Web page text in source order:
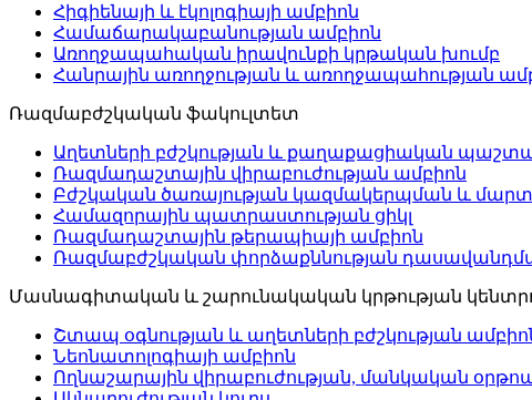
Հիգիենայի և էկոլոգիայի ամբիոն
Համաճարակաբանության ամբիոն
Առողջապահական իրավունքի կրթական խումբ
Հանրային առողջության և առողջապահության
Ռազմաբժշկական ֆակուլտետ
Աղետների բժշկության և քաղաքացիական
Ռազմադաշտային վիրաբուժության ամբիոն
Բժշկական ծառայության կազմակերպման և
Համազորային պատրաստության ցիկլ
Ռազմադաշտային թերապիայի ամբիոն
Ռազմաբժշկական փորձաքննության
Մասնագիտական և շարունակական կրթության
Շտապ օգնության և աղետների բժշկության
Նեոնատոլոգիայի ամբիոն
Ողնաշարային վիրաբուժության, մանկական